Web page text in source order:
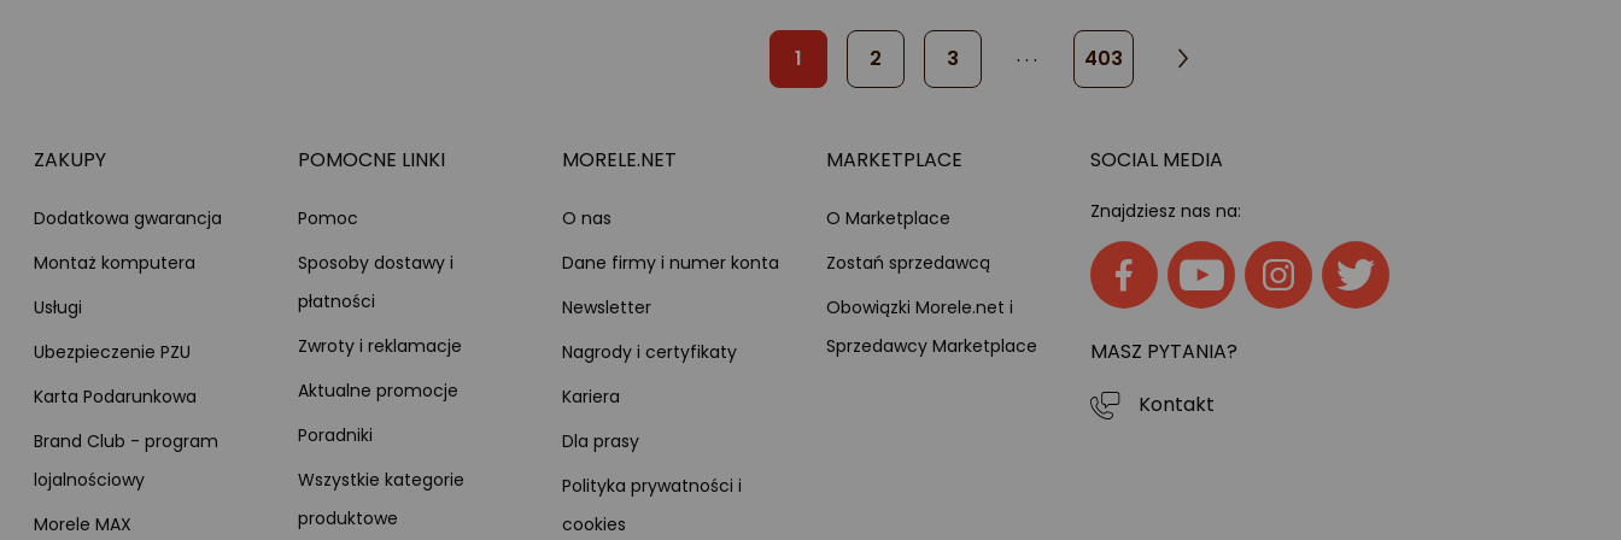
1 2 3 . . . 403
ZAKUPY
Dodatkowa gwarancja
Montaż komputera
Usługi
Ubezpieczenie PZU
Karta Podarunkowa
Brand Club - program
lojalnościowy
Morele MAX
POMOCNE LINKI
Pomoc
Sposoby dostawy i
płatności
Zwroty i reklamacje
Aktualne promocje
Poradniki
Wszystkie kategorie
produktowe
MORELE.NET
O nas
Dane firmy i numer konta
Newsletter
Nagrody i certyfikaty
Kariera
Dla prasy
Polityka prywatności i
cookies
MARKETPLACE
O Marketplace
Zostań sprzedawcą
Obowiązki Morele.net i
Sprzedawcy Marketplace
SOCIAL MEDIA
Znajdziesz nas na:
MASZ PYTANIA?
Kontakt